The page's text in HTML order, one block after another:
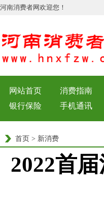
河南消费者网欢迎您！
网站首页 消费指南
银行保险
手机通讯
首页 > 新消费
2022首